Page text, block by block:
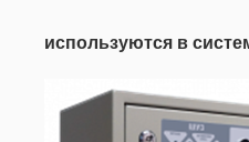
используются в